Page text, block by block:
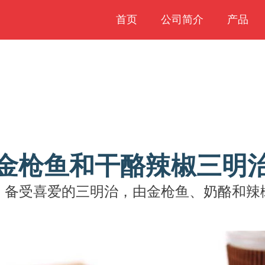
首页 公司简介 产品
枪鱼和干酪辣椒三明
备受喜爱的三明治，由金枪鱼、奶酪和辣